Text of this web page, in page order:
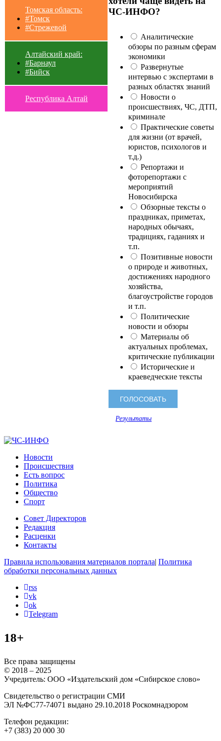
Томская область:
#Томск
#Стрежевой
Алтайский край:
#Барнаул
#Бийск
Республика Алтай
ЧС-ИНФО?
Аналитические
обзоры по разным сферам
экономики
Развернутые
интервью с экспертами в
разных областях знаний
Новости о
происшествиях, ЧС, ДТП,
криминале
Практические советы
для жизни (от врачей,
юристов, психологов и
т.д.)
Репортажи и
фоторепортажи с
мероприятий
Новосибирска
Обзорные тексты о
праздниках, приметах,
народных обычаях,
традициях, гаданиях и
т.п.
Позитивные новости
о природе и животных,
достижениях народного
хозяйства,
благоустройстве городов
и т.п.
Политические
новости и обзоры
Материалы об
актуальных проблемах,
критические публикации
Исторические и
краеведческие тексты
Результаты
Новости
Происшествия
Есть вопрос
Политика
Общество
Спорт
Совет Директоров
Редакция
Расценки
Контакты
Правила использования материалов портала| Политика
обработки персональных данных
rss
vk
ok
Telegram
18+
Все права защищены
© 2018 – 2025
Учредитель: ООО «Издательский дом «Сибирское слово»
Свидетельство о регистрации СМИ
ЭЛ №ФС77-74071 выдано 29.10.2018 Роскомнадзором
Телефон редакции:
+7 (383) 20 000 30